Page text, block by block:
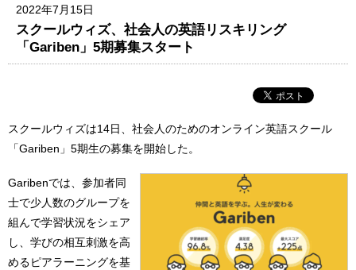
2022年7月15日
スクールウィズ、社会人の英語リスキリング
「Gariben」5期募集スタート
スクールウィズは14日、社会人のためのオンライン英語スクール
「Gariben」5期生の募集を開始した。
Garibenでは、参加者同
士で少人数のグループを
組んで学習状況をシェア
し、学びの相互刺激を高
めるピアラーニングを基